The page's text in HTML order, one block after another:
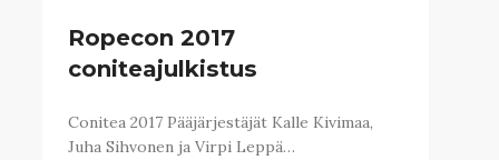
Ropecon 2017
coniteajulkistus
Conitea 2017 Pääjärjestäjät Kalle Kivimaa,
Juha Sihvonen ja Virpi Leppä…